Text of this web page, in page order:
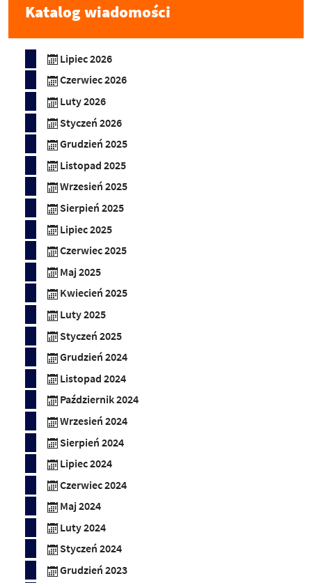
Katalog wiadomości
Lipiec 2026
Czerwiec 2026
Luty 2026
Styczeń 2026
Grudzień 2025
Listopad 2025
Wrzesień 2025
Sierpień 2025
Lipiec 2025
Czerwiec 2025
Maj 2025
Kwiecień 2025
Luty 2025
Styczeń 2025
Grudzień 2024
Listopad 2024
Październik 2024
Wrzesień 2024
Sierpień 2024
Lipiec 2024
Czerwiec 2024
Maj 2024
Luty 2024
Styczeń 2024
Grudzień 2023